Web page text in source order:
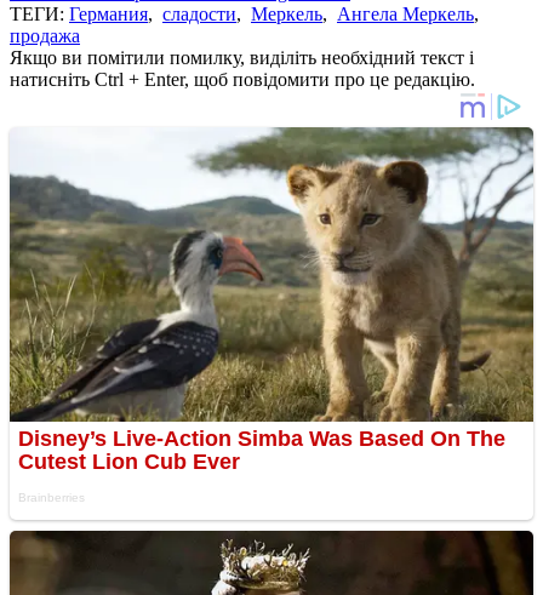
ТЕГИ: Германия, сладости, Меркель, Ангела Меркель,
продажа
Якщо ви помітили помилку, виділіть необхідний текст і
натисніть Ctrl + Enter, щоб повідомити про це редакцію.